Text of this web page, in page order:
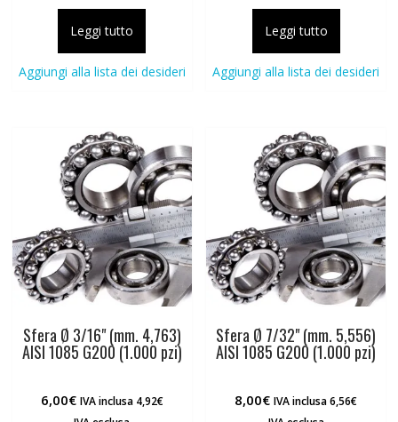
Leggi tutto
Aggiungi alla lista dei desideri
Leggi tutto
Aggiungi alla lista dei desideri
Sfera Ø 3/16" (mm. 4,763)
AISI 1085 G200 (1.000 pzi)
6,00€ IVA inclusa 4,92€
Sfera Ø 7/32" (mm. 5,556)
AISI 1085 G200 (1.000 pzi)
8,00€ IVA inclusa6,56€